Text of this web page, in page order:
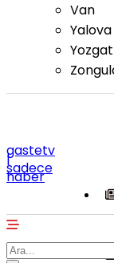
Van
Yalova
Yozgat
gastetv
|
sadece
haber